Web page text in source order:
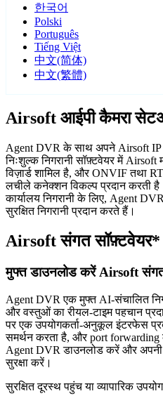
한국어
Polski
Português
Tiếng Việt
中文(简体)
中文(繁體)
Airsoft आईपी कैमरा
Agent DVR के साथ अपने Airsoft IP
निःशुल्क निगरानी सॉफ़्टवेयर में
विज़ार्ड शामिल है, और ONVIF तथा
लचीले कनेक्शन विकल्प प्रदान करती
कार्यालय निगरानी के लिए, Agent
सुरक्षित निगरानी प्रदान करते हैं।
Airsoft संगत सॉफ़्टवेयर*
मुफ्त डाउनलोड करें Airsoft
Agent DVR एक मुफ्त AI-संचालित
और वस्तुओं का रीयल-टाइम पहचान
पर एक उपयोगकर्ता-अनुकूल इंटरफेस
समर्थन करता है, और port forwarding
Agent DVR डाउनलोड करें और अपनी
सुरक्षा करें।
सुरक्षित दूरस्थ पहुंच या व्यापारिक